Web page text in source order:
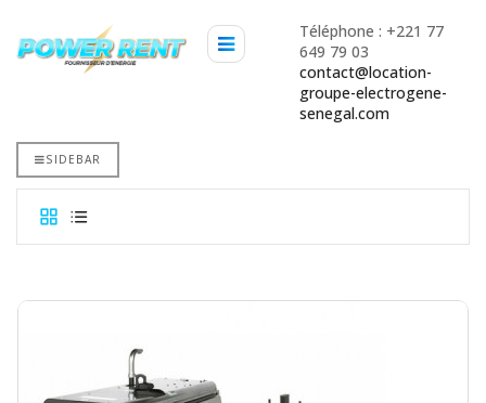
Téléphone : +221 77
649 79 03
contact@location-
groupe-electrogene-
senegal.com
SIDEBAR